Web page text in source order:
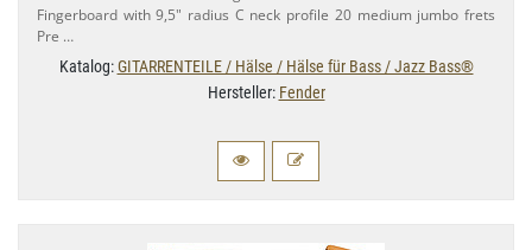
Fingerboard with 9,​5" radius C neck profile 20 medium jumbo frets
Pre …
Katalog:GITARRENTEILE / Hälse / Hälse für Bass / Jazz Bass®
Hersteller: Fender